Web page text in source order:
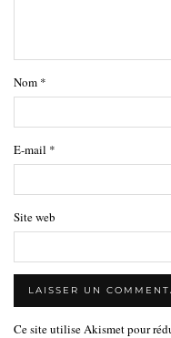
Nom *
E-mail *
Site web
Ce site utilise Akismet pour